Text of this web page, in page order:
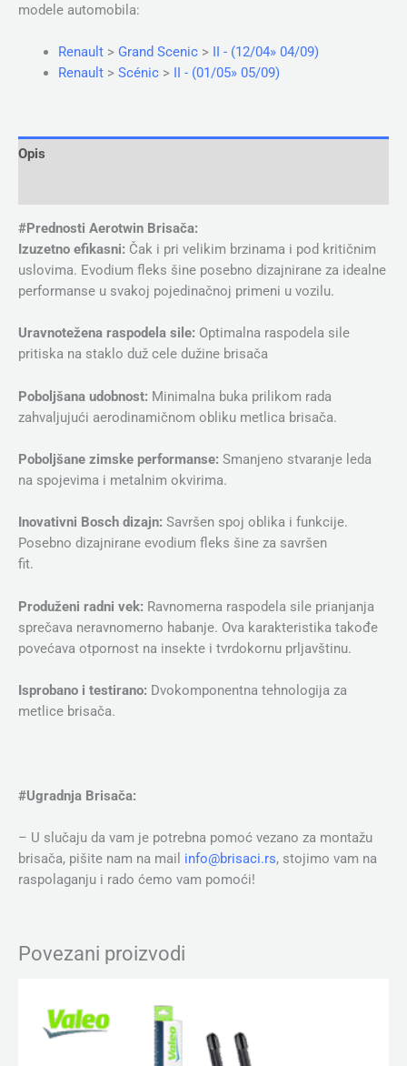
modele automobila:
Renault> Grand Scenic> II - (12/04» 04/09)
Renault> Scénic> II - (01/05» 05/09)
Opis
#Prednosti Aerotwin Brisača:
Izuzetno efikasni: Čak i pri velikim brzinama i pod kritičnim
uslovima. Evodium fleks šine posebno dizajnirane za idealne
performanse u svakoj pojedinačnoj primeni u vozilu.
Uravnotežena raspodela sile: Optimalna raspodela sile
pritiska na staklo duž cele dužine brisača
Poboljšana udobnost: Minimalna buka prilikom rada
zahvaljujući aerodinamičnom obliku metlica brisača.
Poboljšane zimske performanse: Smanjeno stvaranje leda
na spojevima i metalnim okvirima.
Inovativni Bosch dizajn: Savršen spoj oblika i funkcije.
Posebno dizajnirane evodium fleks šine za savršen
fit.
Produženi radni vek: Ravnomerna raspodela sile prianjanja
sprečava neravnomerno habanje. Ova karakteristika takođe
povećava otpornost na insekte i tvrdokornu prljavštinu.
Isprobano i testirano: Dvokomponentna tehnologija za
metlice brisača.
#Ugradnja Brisača:
– U slučaju da vam je potrebna pomoć vezano za montažu
brisača, pišite nam na mail info@brisaci.rs, stojimo vam na
raspolaganju i rado ćemo vam pomoći!
Povezani proizvodi